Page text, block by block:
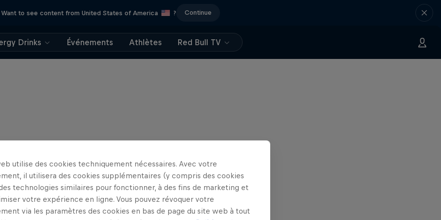
Want to see content from United States of America ? Continue
Drinks Événements Athlètes Red Bull TV
utilise des cookies techniquement nécessaires. Avec votre
il utilisera des cookies supplémentaires (y compris des cookies
technologies similaires pour fonctionner, à des fins de marketing et
votre expérience en ligne. Vous pouvez révoquer votre
via les paramètres des cookies en bas de page du site web à tout